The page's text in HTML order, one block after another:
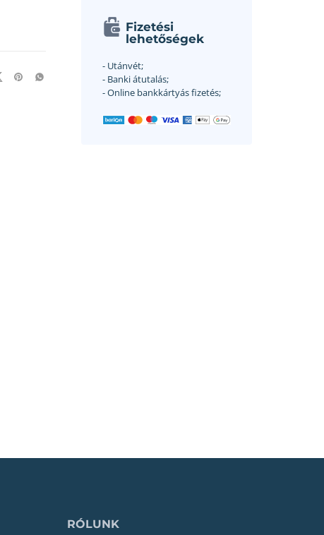
Fizetési
lehetőségek
- Utánvét;
- Banki átutalás;
- Online bankkártyás fizetés;
RÓLUNK